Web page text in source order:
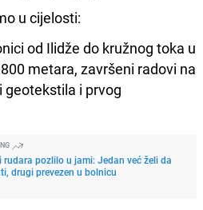
u cijelosti:
od Ilidže do kružnog toka u
metara, završeni radovi na
geotekstila i prvog
rudara pozlilo u jami: Jedan već želi da
drugi prevezen u bolnicu